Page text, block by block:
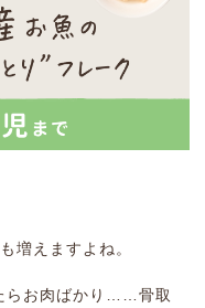
増えますよね。
らお肉ばかり……骨取